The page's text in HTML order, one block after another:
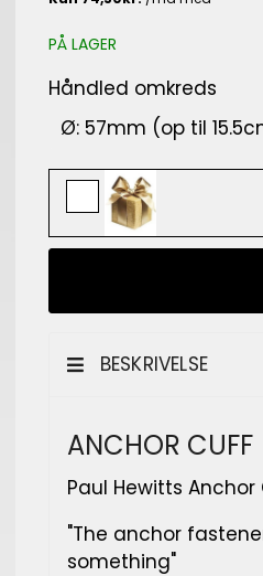
PÅ LAGER
Håndled omkreds
BESKRIVELSE
ANCHOR CUFF
Paul Hewitts
"The anchor
something"